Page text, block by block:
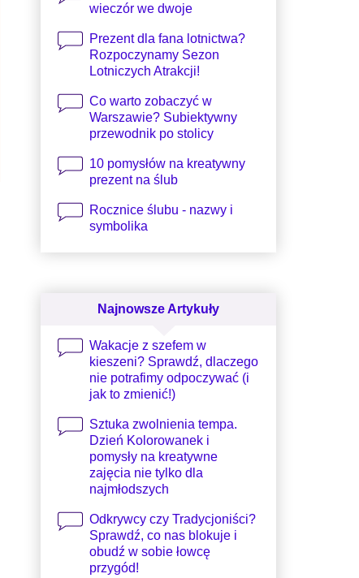
wieczór we dwoje
Prezent dla fana lotnictwa?
Rozpoczynamy Sezon
Lotniczych Atrakcji!
Co warto zobaczyć w
Warszawie? Subiektywny
przewodnik po stolicy
10 pomysłów na kreatywny
prezent na ślub
Rocznice ślubu - nazwy i
symbolika
Najnowsze Artykuły
Wakacje z szefem w
kieszeni? Sprawdź, dlaczego
nie potrafimy odpoczywać (i
jak to zmienić!)
Sztuka zwolnienia tempa.
Dzień Kolorowanek i
pomysły na kreatywne
zajęcia nie tylko dla
najmłodszych
Odkrywcy czy Tradycjoniści?
Sprawdź, co nas blokuje i
obudź w sobie łowcę
przygód!